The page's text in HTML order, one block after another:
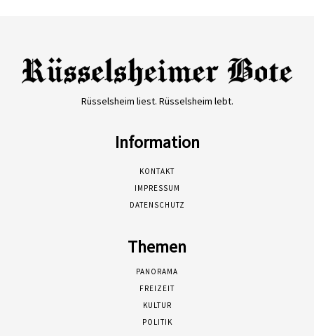
Rüsselsheim liest. Rüsselsheim lebt.
Information
KONTAKT
IMPRESSUM
DATENSCHUTZ
Themen
PANORAMA
FREIZEIT
KULTUR
POLITIK